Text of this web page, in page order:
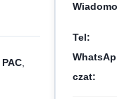
Tel:
czat: